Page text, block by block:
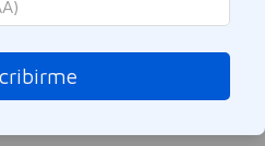
resultado para